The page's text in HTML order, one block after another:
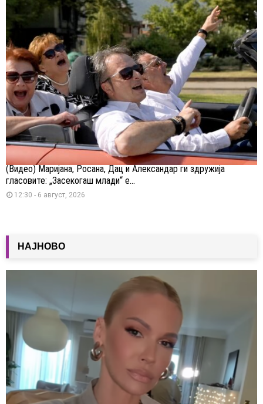
(Видео) Маријана, Росана, Дац и Александар ги здружија
гласовите: „Засекогаш млади“ е...
12:30 - 6 август, 2026
НАЈНОВО